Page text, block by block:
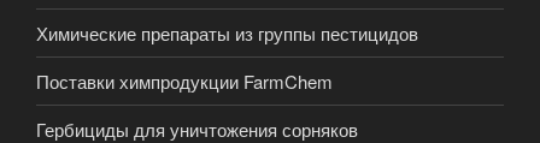
Химические препараты из группы пестицидов
Поставки химпродукции FarmChem
Гербициды для уничтожения сорняков